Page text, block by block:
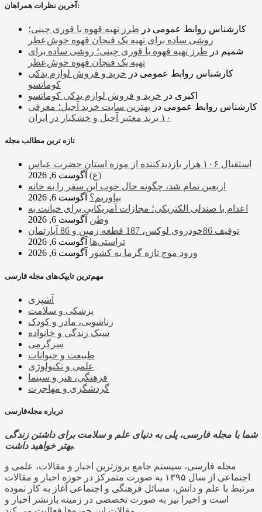
آخرین نظرات همراهان:
کارشناس روابط عمومی در طرز تهیه قهوه با قوری چینی؛
روشی ساده برای تهیه یک فنجان قهوه خوش‌عطر
شمیم در طرز تهیه قهوه با قوری چینی؛ روشی ساده برای
تهیه یک فنجان قهوه خوش‌عطر
کارشناس روابط عمومی در خرید و فروش لوازم یدکی
کوماتسو
اکبری در خرید و فروش لوازم یدکی کوماتسو
کارشناس روابط عمومی در بهترین سایت خرید آجیل؛ معرفی
۱۰ برند معتبر آجیل و خشکبار در ایران
تازه ترین مطالب مجله
استقبال ۱۰۶ هزار بازدیدکننده از موزه استان حضرت عباس
(ع) آگوست 6, 2026
اربعین تمام شد، چگونه حال خوب این سفر را به خانه
بیاوریم؟ آگوست 6, 2026
اعدام با صندلی الکتریکی؛ مجازات آمریکایی برای خیانت به
وطن آگوست 6, 2026
توقیف 86خودروی لوکس، 187 قطعه زمین و 86 آپارتمان
تراستی‌ها آگوست 6, 2026
ورود موج تازه گرما به کشور
آگوست 6, 2026
مهم‌ترین تایپک‌های مجله فارسی
آشپزی
پزشکی و سلامت
زناشویی، مادر و کودک
سبک زندگی و خانواده
سرگرمی
طبیعت و حیوانات
علمی و تکنولوژی
فرهنگی، هنر و سینما
گردشگری و مهاجرت
درباره مجله‌فارسی
شما با مجله فارسی، پلی به دنیای علم و سلامت برای داشتن زندگی
بهتر خواهید داشت.
مجله فارسی، سیستم جامع بروزترین اخبار و مقالات، علمی و
اجتماعی از سال ۱۳۹۵ به صورت متمرکز در حوزه اخبار و مقالات
مرتبط با علم و دانش، مسائل فرهنگی و اجتماعی آغاز به کار نموده
است و اخیرا نیز به صورت تخصصی در زمینه بازنشر اخبار و